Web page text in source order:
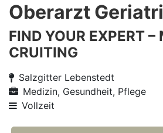
Oberarzt
FIND YOUR EXPERT –
CRUITING
Salzgitter Lebenstedt
Medizin, Gesundheit, Pflege
Vollzeit